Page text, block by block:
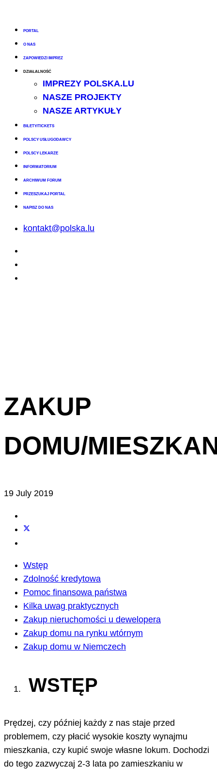
PORTAL
O NAS
ZAPOWIEDZI IMPREZ
DZIAŁALNOŚĆ
IMPREZY POLSKA.LU
NASZE PROJEKTY
NASZE ARTYKUŁY
BILETY/TICKETS
POLSCY USŁUGODAWCY
POLSCY LEKARZE
INFORMATORIUM
ARCHIWUM FORUM
PRZESZUKAJ PORTAL
NAPISZ DO NAS
kontakt@polska.lu
ZAKUP
DOMU/
19 July 2019
Wstęp
Zdolność kredytowa
Pomoc finansowa państwa
Kilka uwag praktycznych
Zakup nieruchomości u dewelopera
Zakup domu na rynku wtórnym
Zakup domu w Niemczech
WSTĘP
Prędzej, czy później każdy z nas staje przed
problemem, czy płacić wysokie koszty wynajmu
mieszkania, czy kupić swoje własne lokum. Dochodzi
do tego zazwyczaj 2-3 lata po zamieszkaniu w